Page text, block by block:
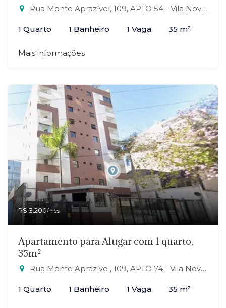
Rua Monte Aprazível, 109, APTO 54 - Vila Nova Conceição, São Paulo-SP
1 Quarto 1 Banheiro 1 Vaga 35 m²
Mais informações
R$ 3.200/mês
Apartamento para Alugar com 1 quarto,
35m²
Rua Monte Aprazível, 109, APTO 74 - Vila Nova Conceição, São Paulo-SP
1 Quarto 1 Banheiro 1 Vaga 35 m²